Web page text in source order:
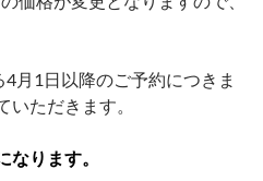
月1日以降のご予約につきま
いただきます。
ります。